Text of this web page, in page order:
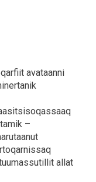
avataanni
–
allat